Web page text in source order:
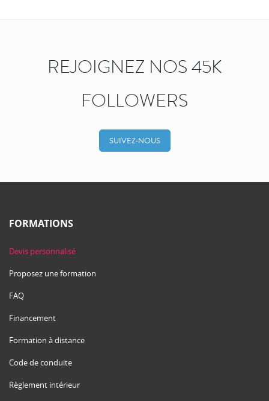
REJOIGNEZ NOS 45K
FOLLOWERS
SUIVEZ-NOUS
FORMATIONS
Devis personnalisé
Proposez une formation
FAQ
Financement
Formation à distance
Code de conduite
Règlement intérieur